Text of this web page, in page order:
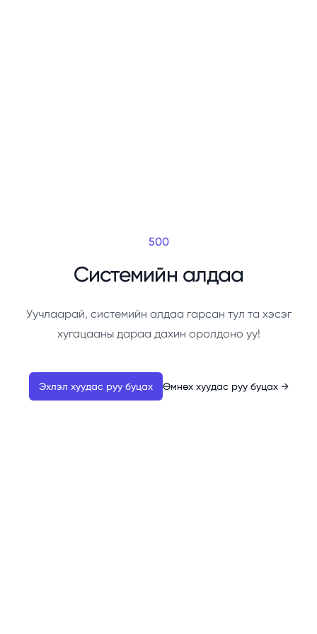
500
Системийн алдаа
Уучлаарай, системийн алдаа гарсан тул та хэсэг
хугацааны дараа дахин оролдоно уу!
Эхлэл хуудас руу буцах Өмнөх хуудас руу буцах →